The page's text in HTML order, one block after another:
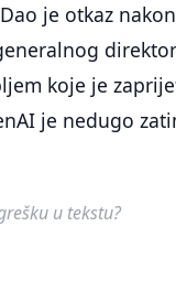
je otkaz
koje je
je nedugo
u tekstu?